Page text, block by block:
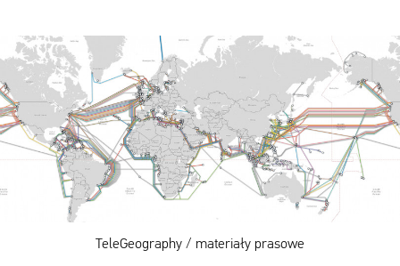
TeleGeography / materiały prasowe